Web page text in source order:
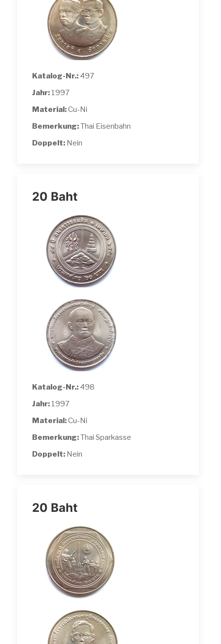
Katalog-Nr.: 497
Jahr: 1997
Material:Cu-Ni
Bemerkung:Thai Eisenbahn
Doppelt: Nein
20 Baht
Katalog-Nr.: 498
Jahr: 1997
Material:Cu-Ni
Bemerkung:Thai Sparkasse
Doppelt: Nein
20 Baht